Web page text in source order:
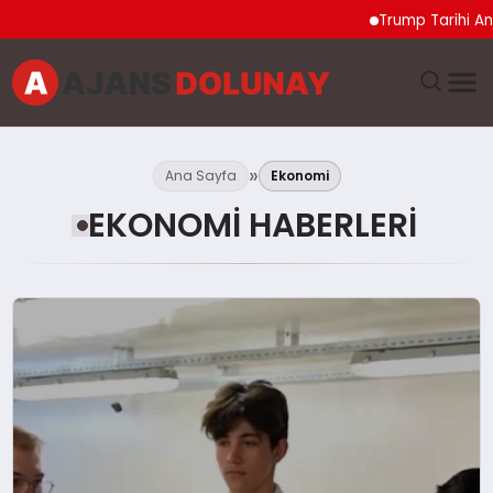
Trump Tarihi Anlaşma
GÜNCEL
MAGAZIN
Ana Sayfa Ekonomi
EKONOMI HABERLERI